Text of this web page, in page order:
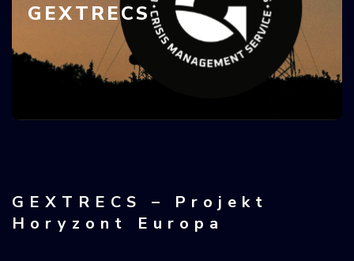
Sektor
Polska w
kosmosie
Krajowy Rejestr
GEXTRECS
GEXTRECS – Projekt
Horyzont Europa